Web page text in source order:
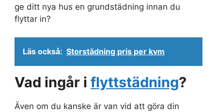
ge ditt nya hus en grundstädning innan du
flyttar in?
Läs också: Storstädning pris per kvm
Vad ingår i flyttstädning?
Även om du kanske är van vid att göra din